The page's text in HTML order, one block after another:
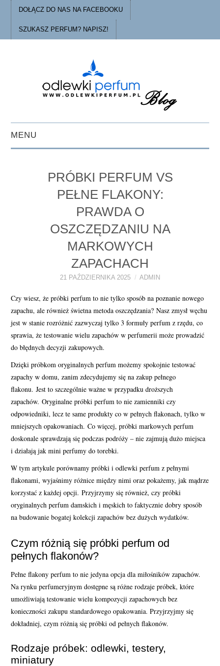
DOŁĄCZ DO NAS NA FACEBOOKU
SZUKASZ PERFUM? NAPISZ!
MENU
PORADY
O ODLEWKACH
PERFUMY FAQ
A TO CIEKAWE!
PRÓBKI PERFUM VS
PEŁNE FLAKONY:
PRAWDA O
OSZCZĘDZANIU NA
MARKOWYCH
ZAPACHACH
21 PAŹDZIERNIKA 2025 ADMIN
Czy wiesz, że próbki perfum to nie tylko sposób na poznanie nowego
zapachu, ale również świetna metoda oszczędzania? Nasz zmysł węchu
jest w stanie rozróżnić zazwyczaj tylko 3 formuły perfum z rzędu, co
sprawia, że testowanie wielu zapachów w perfumerii może prowadzić
do błędnych decyzji zakupowych.
Dzięki próbkom oryginalnych perfum możemy spokojnie testować
zapachy w domu, zanim zdecydujemy się na zakup pełnego
flakonu. Jest to szczególnie ważne w przypadku droższych
zapachów. Oryginalne próbki perfum to nie zamienniki czy
odpowiedniki, lecz te same produkty co w pełnych flakonach, tylko w
mniejszych opakowaniach. Co więcej, próbki markowych perfum
doskonale sprawdzają się podczas podróży – nie zajmują dużo miejsca
i działają jak mini perfumy do torebki.
W tym artykule porównamy próbki i odlewki perfum z pełnymi
flakonami, wyjaśnimy różnice między nimi oraz pokażemy, jak mądrze
korzystać z każdej opcji. Przyjrzymy się również, czy próbki
oryginalnych perfum damskich i męskich to faktycznie dobry sposób
na budowanie bogatej kolekcji zapachów bez dużych wydatków.
Czym różnią się próbki perfum od
pełnych flakonów?
Pełne flakony perfum to nie jedyna opcja dla miłośników zapachów.
Na rynku perfumeryjnym dostępne są różne rodzaje próbek, które
umożliwiają testowanie wielu kompozycji zapachowych bez
konieczności zakupu standardowego opakowania. Przyjrzyjmy się
dokładniej, czym różnią się próbki od pełnych flakonów.
Rodzaje próbek: odlewki, testery,
miniatury